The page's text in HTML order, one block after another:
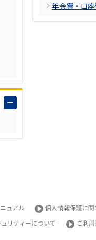
年会費・口
ュアル 個人情報保護に
リティーについて ご利